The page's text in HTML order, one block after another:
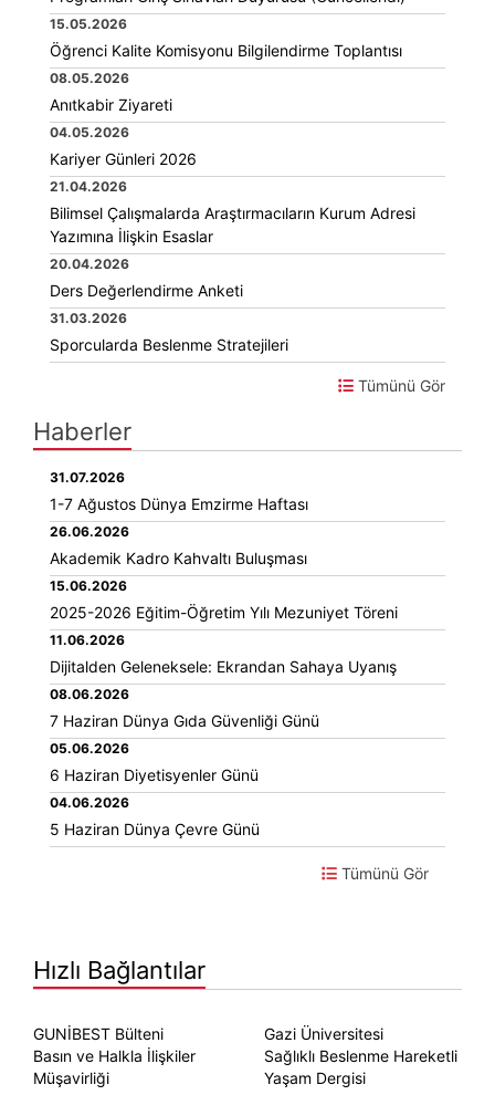
15.05.2026
Öğrenci Kalite Komisyonu Bilgilendirme Toplantısı
08.05.2026
Anıtkabir Ziyareti
04.05.2026
Kariyer Günleri 2026
21.04.2026
Bilimsel Çalışmalarda Araştırmacıların Kurum Adresi
Yazımına İlişkin Esaslar
20.04.2026
Ders Değerlendirme Anketi
31.03.2026
Sporcularda Beslenme Stratejileri
Tümünü Gör
Haberler
31.07.2026
1-7 Ağustos Dünya Emzirme Haftası
26.06.2026
Akademik Kadro Kahvaltı Buluşması
15.06.2026
2025-2026 Eğitim-Öğretim Yılı Mezuniyet Töreni
11.06.2026
Dijitalden Geleneksele: Ekrandan Sahaya Uyanış
08.06.2026
7 Haziran Dünya Gıda Güvenliği Günü
05.06.2026
6 Haziran Diyetisyenler Günü
04.06.2026
5 Haziran Dünya Çevre Günü
Tümünü Gör
Hızlı Bağlantılar
GUNİBEST Bülteni
Gazi Üniversitesi
Basın ve Halkla İlişkiler
Müşavirliği
Sağlıklı Beslenme Hareketli
Yaşam Dergisi